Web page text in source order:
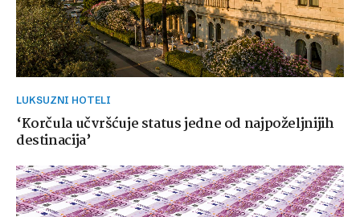
LUKSUZNI HOTELI
‘Korčula učvršćuje status jedne od najpoželjnijih
destinacija’